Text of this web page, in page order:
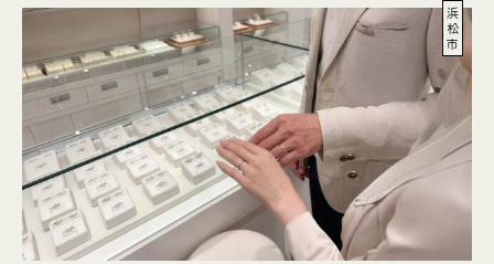
浜
松
市